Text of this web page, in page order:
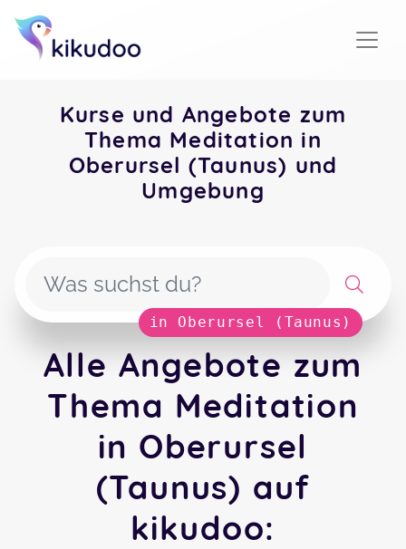
Kurse und Angebote zum
Thema Meditation in
Oberursel (Taunus) und
Umgebung
in Oberursel (Taunus)
Alle Angebote zum
Thema Meditation
in Oberursel
(Taunus) auf
kikudoo: